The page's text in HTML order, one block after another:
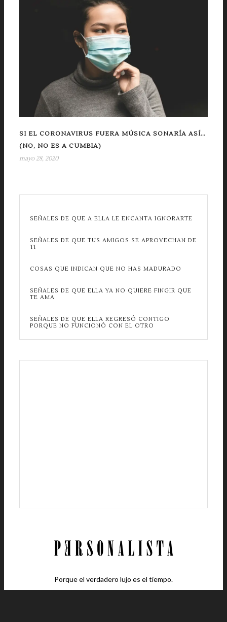
SI EL CORONAVIRUS FUERA MÚSICA SONARÍA ASÍ…
(NO, NO ES A CUMBIA)
mayo 28, 2020
SEÑALES DE QUE A ELLA LE ENCANTA IGNORARTE
SEÑALES DE QUE TUS AMIGOS SE APROVECHAN DE
TI
COSAS QUE INDICAN QUE NO HAS MADURADO
SEÑALES DE QUE ELLA YA NO QUIERE FINGIR QUE
TE AMA
SEÑALES DE QUE ELLA REGRESÓ CONTIGO
PORQUE NO FUNCIONÓ CON EL OTRO
Porque el verdadero lujo es el tiempo.